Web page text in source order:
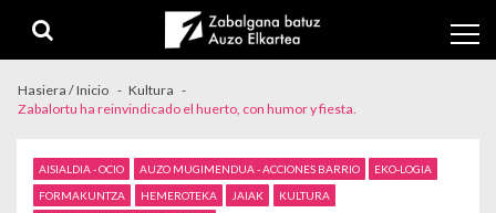
Hasiera / Inicio
Kultura
Zabalortu ha reinvindicado el huerto, con humor y fiesta.
AISIALDIA - OCIO AUZO MUGIMENDUA - ACCIONES BARRIO
EKO-LOGIA
FORMAKUNTZA
HEMEROTEKA JAIAK
KULTURA